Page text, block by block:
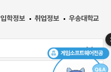
입학정보 취업정보
우송대학교